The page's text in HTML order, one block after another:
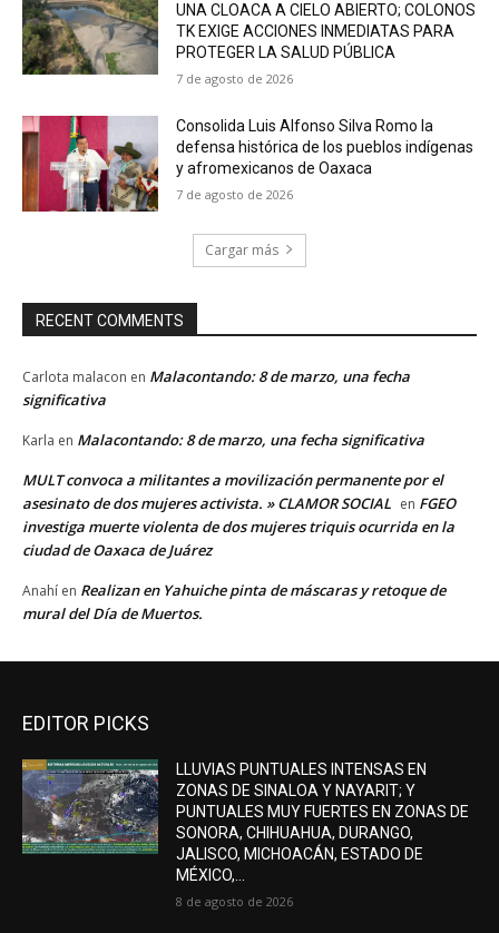
UNA CLOACA A CIELO ABIERTO; COLONOS
TK EXIGE ACCIONES INMEDIATAS PARA
PROTEGER LA SALUD PÚBLICA
7 de agosto de 2026
Consolida Luis Alfonso Silva Romo la
defensa histórica de los pueblos indígenas
y afromexicanos de Oaxaca
7 de agosto de 2026
Cargar más
RECENT COMMENTS
Carlota malacon en Malacontando: 8 de marzo, una fecha
significativa
Karla en Malacontando: 8 de marzo, una fecha significativa
MULT convoca a militantes a movilización permanente por el
asesinato de dos mujeres activista. » CLAMOR SOCIAL en FGEO
investiga muerte violenta de dos mujeres triquis ocurrida en la
ciudad de Oaxaca de Juárez
Anahí en Realizan en Yahuiche pinta de máscaras y retoque de
mural del Día de Muertos.
EDITOR PICKS
LLUVIAS PUNTUALES INTENSAS EN
ZONAS DE SINALOA Y NAYARIT; Y
PUNTUALES MUY FUERTES EN ZONAS DE
SONORA, CHIHUAHUA, DURANGO,
JALISCO, MICHOACÁN, ESTADO DE
MÉXICO,...
8 de agosto de 2026